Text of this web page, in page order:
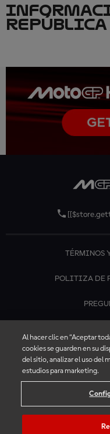
REPÚBLICA
TÉRMINOS
POLITIZA DE
Al hacer clic en “Aceptar
cookies se guarden en su
del sitio, analizar el uso del
estudios para marketing.